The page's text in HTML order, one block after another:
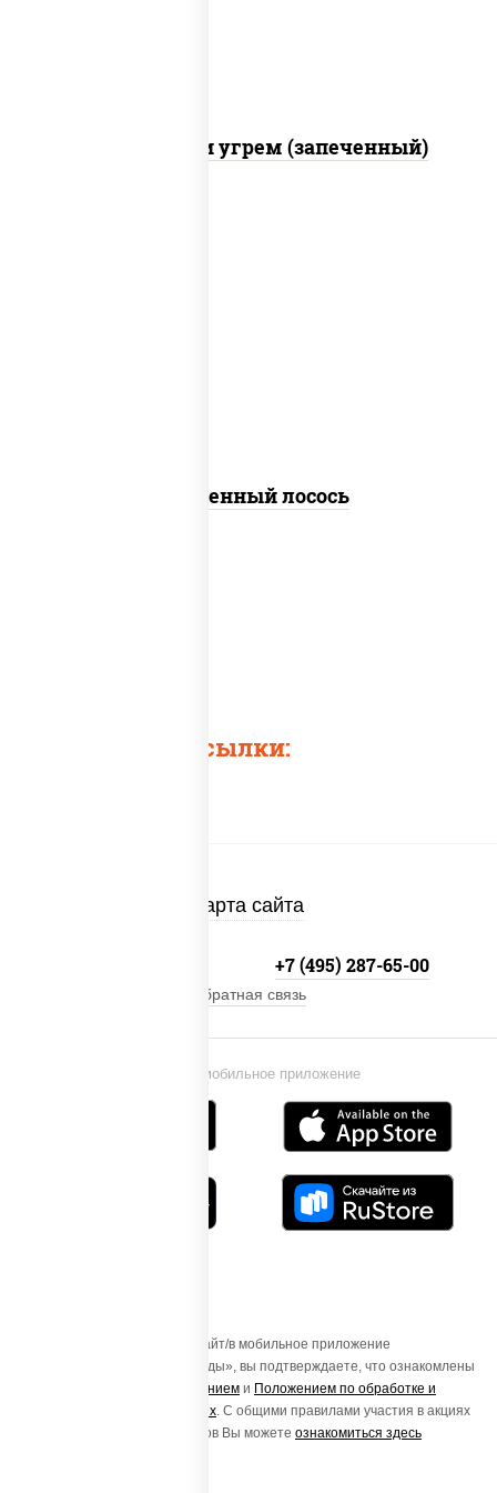
С креветкой и угрем (запеченный)
Запеченный лосось
Быстрые ссылки:
Карта сайта
Установи мобильное приложение
+7 (495) 287-65-00
Обратная связь
Осуществляя вход на этот Сайт/в мобильное приложение
«ПиццаСушиВок - доставка еды», вы подтверждаете, что ознакомлены
Пользовательским соглашением и Положением по обработке и
защите персональных данных. С общими правилами участия в акциях
и порядке получения подарков Вы можете ознакомиться здесь